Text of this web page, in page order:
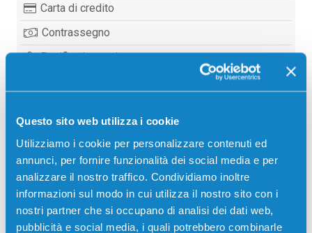
Questo sito web utilizza i cookie
Utilizziamo i cookie per personalizzare contenuti ed
annunci, per fornire funzionalità dei social media e per
analizzare il nostro traffico. Condividiamo inoltre
informazioni sul modo in cui utilizza il nostro sito con i
nostri partner che si occupano di analisi dei dati web,
pubblicità e social media, i quali potrebbero combinarle
Carta di credito
Contrassegno
Bonifico bancario
Descrizione
Toner originale Toshiba 6A000001770 T-FC34EY
GIALLO 11000 pagine per Stampanti: Toshiba E-
STUDIO 287, Toshiba E-STUDIO 347, Toshiba E-
STUDIO 407CS